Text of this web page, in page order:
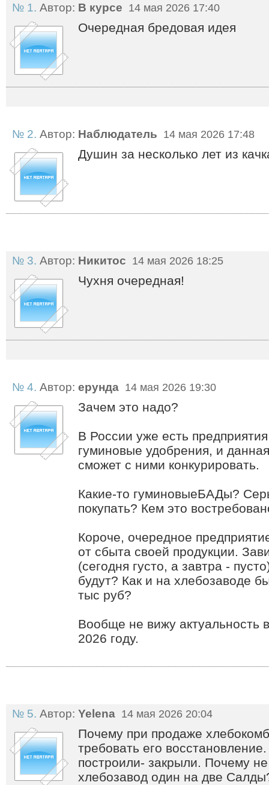
№ 1. Автор: В курсе 14 мая 2026 17:40
Очередная бредовая идея
№ 2. Автор: Наблюдатель 14 мая 2026 17:48
Душин за несколько лет из
№ 3. Автор: Никитос 14 мая 2026 18:25
Чухня очередная!
№ 4. Автор: ерунда 14 мая 2026 19:30
Зачем это надо?
В России уже есть
гуминовые удобрения, и
сможет с ними конкурировать.
Какие-то гуминовыеБАДы?
покупать? Кем это
Короче, очередное
от сбыта своей продукции.
(сегодня густо, а завтра -
будут? Как и на хлебозаводе
тыс руб?
Вообще не вижу актуальность
2026 году.
№ 5. Автор: Yelena 14 мая 2026 20:04
Почему при продаже
требовать его
построили- закрыли. Почему
хлебозавод один на две